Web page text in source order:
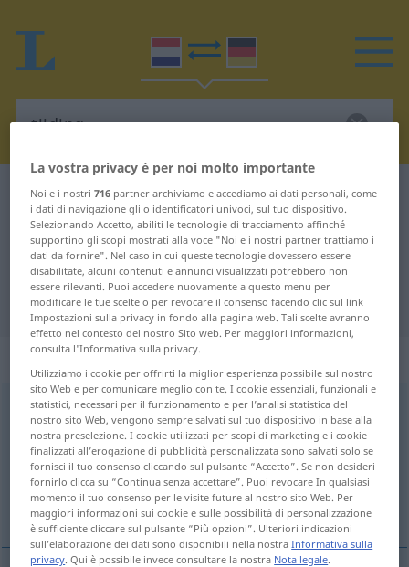
Dizionario Neerlandese-Tedesco tijding
Traduzione Neerlandese-Tedesco
per "tijding"
"tijding" traduzione Tedesco
„tijding“: zelfstandig naamwoord
tijdingsubst
Panoramica di tutte le traduzion
(Fai clic sulla/Tocca traduzione per maggiori dettagli)
Nachricht, Botschaft
La vostra privacy è per noi molto importante
Noi e i nostri716 partner archiviamo e accediamo ai dati personali, come
i dati di navigazione gli o identificatori univoci, sul tuo dispositivo.
Selezionando Accetto, abiliti le tecnologie di tracciamento affinché
supportino gli scopi mostrati alla voce "Noi e i nostri partner trattiamo i
dati da fornire". Nel caso in cui queste tecnologie dovessero essere
disabilitate, alcuni contenuti e annunci visualizzati potrebbero non
essere rilevanti. Puoi accedere nuovamente a questo menu per
modificare le tue scelte o per revocare il consenso facendo clic sul link
Impostazioni sulla privacy in fondo alla pagina web. Tali scelte avranno
effetto nel contesto del nostro Sito web. Per maggiori informazioni,
consulta l'Informativa sulla privacy.
Utilizziamo i cookie per offrirti la miglior esperienza possibile sul nostro
sito Web e per comunicare meglio con te. I cookie essenziali, funzionali e
statistici, necessari per il funzionamento e per l’analisi statistica del
nostro sito Web, vengono sempre salvati sul tuo dispositivo in base alla
nostra preselezione. I cookie utilizzati per scopi di marketing e i cookie
finalizzati all’erogazione di pubblicità personalizzata sono salvati solo se
fornisci il tuo consenso cliccando sul pulsante “Accetto”. Se non desideri
fornirlo clicca su “Continua senza accettare”. Puoi revocare In qualsiasi
momento il tuo consenso per le visite future al nostro sito Web. Per
maggiori informazioni sui cookie e sulle possibilità di personalizzazione
è sufficiente cliccare sul pulsante “Più opzioni”. Ulteriori indicazioni
sull’elaborazione dei dati sono disponibili nella nostraInformativa sulla
privacy. Qui è possibile invece consultare la nostra Nota legale.